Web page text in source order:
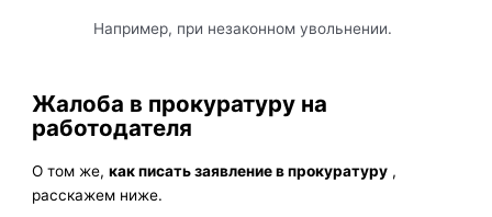
Например, при незаконном увольнении.
Жалоба в прокуратуру на
работодателя
О том же,как писать заявление в прокуратуру ,
расскажем ниже.